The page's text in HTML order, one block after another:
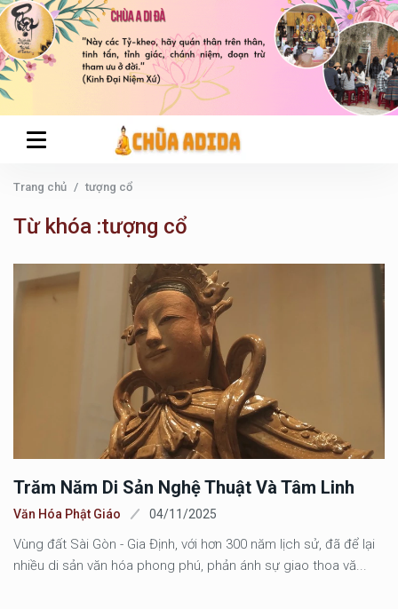
Trang chủ tượng cổ
Từ khóa :tượng cổ
Trăm Năm Di Sản Nghệ Thuật Và Tâm Linh
Văn Hóa Phật Giáo 04/11/2025
Vùng đất Sài Gòn - Gia Định, với hơn 300 năm lịch sử, đã để lại
nhiều di sản văn hóa phong phú, phản ánh sự giao thoa vă...